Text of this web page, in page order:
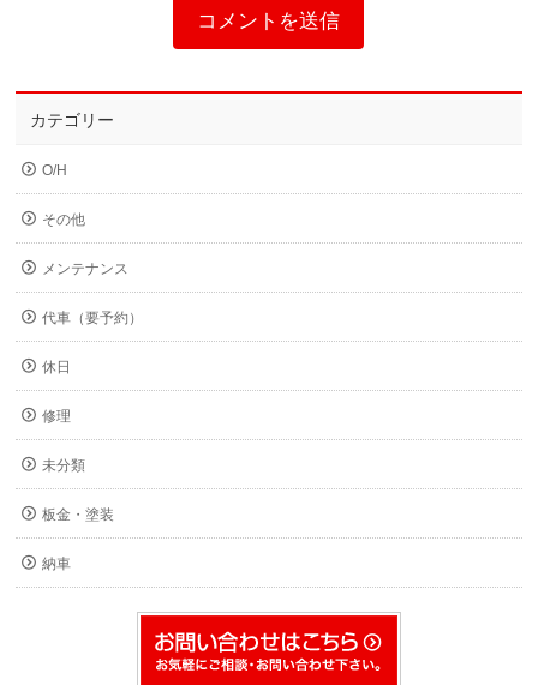
カテゴリー
O/H
その他
メンテナンス
代車（要予約）
休日
修理
未分類
板金・塗装
納車